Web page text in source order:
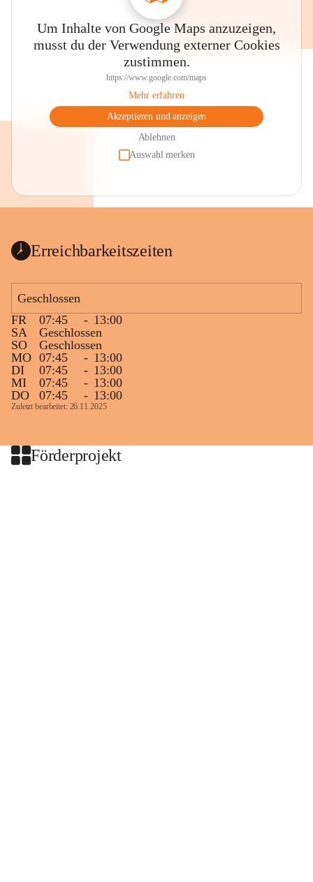
Um Inhalte von Google Maps anzuzeigen,
musst du der Verwendung externer Cookies
zustimmen.
https://www.google.com/maps
Mehr erfahren
Akzeptieren und anzeigen
Ablehnen
Auswahl merken
Erreichbarkeitszeiten
Geschlossen
FR
07:45 - 13:00
SA
Geschlossen
SO
Geschlossen
MO 07:45 - 13:00
DI
07:45 - 13:00
MI
07:45 - 13:00
DO
07:45 - 13:00
Zuletzt bearbeitet: 26.11.2025
Förderprojekt